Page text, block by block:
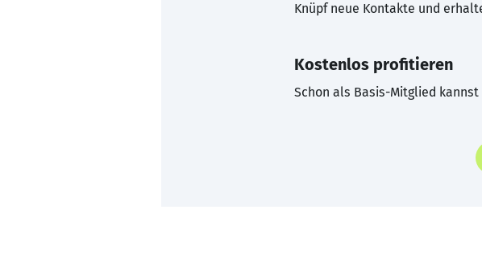
Knüpf neue Kontakte und
Kostenlos profitieren
Schon als Basis-Mitglied